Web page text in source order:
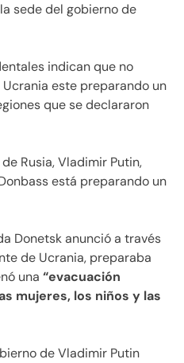
sede del gobierno de
indican que no
este preparando un
que se declararon
Rusia, Vladimir Putin,
está preparando un
Donetsk anunció a través
de Ucrania, preparaba
una “evacuación
mujeres, los niños y las
de Vladimir Putin